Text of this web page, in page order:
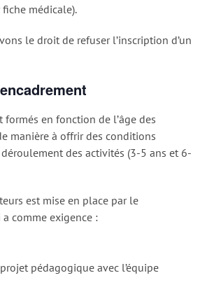
médicale).
le droit de refuser l’inscription d’un
formés en fonction de l’âge des
manière à offrir des conditions
des activités (3-5 ans et 6-
est mise en place par le
comme exigence :
pédagogique avec l’équipe